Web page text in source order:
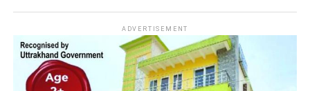
फाइलों के निस्तारण के बदले अधिकारी ने कुल 40 हजार रुपये की मांग
की। शिकायतकर्ता रिश्वत देने के बजाय मामले की शिकायत विजिलेंस से
कर भ्रष्टाचार का पर्दाफाश करना चाहता था।
ADVERTISEMENT